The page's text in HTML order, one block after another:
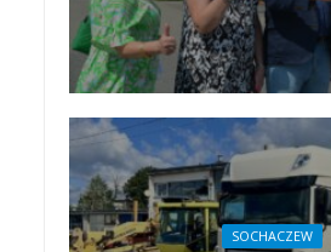
SOCHACZEW